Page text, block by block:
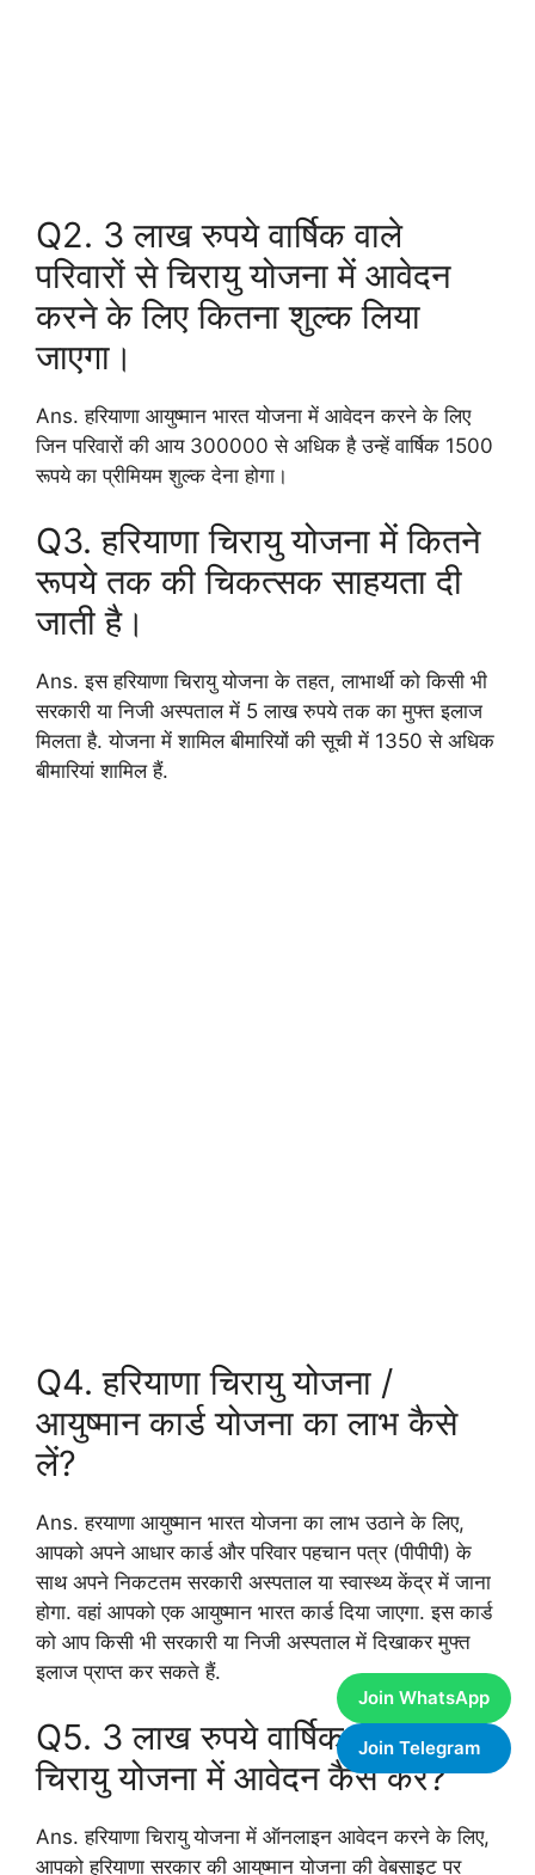
Join WhatsApp
Join Telegram
Q2. 3 लाख रुपये वार्षिक वाले
परिवारों से चिरायु योजना में आवेदन
करने के लिए कितना शुल्क लिया
जाएगा।
Ans. हरियाणा आयुष्मान भारत योजना में आवेदन करने के लिए
जिन परिवारों की आय 300000 से अधिक है उन्हें वार्षिक 1500
रूपये का प्रीमियम शुल्क देना होगा।
Q3. हरियाणा चिरायु योजना में कितने
रूपये तक की चिकत्सक साहयता दी
जाती है।
Ans. इस हरियाणा चिरायु योजना के तहत, लाभार्थी को किसी भी
सरकारी या निजी अस्पताल में 5 लाख रुपये तक का मुफ्त इलाज
मिलता है. योजना में शामिल बीमारियों की सूची में 1350 से अधिक
बीमारियां शामिल हैं.
Q4. हरियाणा चिरायु योजना /
आयुष्मान कार्ड योजना का लाभ कैसे
लें?
Ans. हरयाणा आयुष्मान भारत योजना का लाभ उठाने के लिए,
आपको अपने आधार कार्ड और परिवार पहचान पत्र (पीपीपी) के
साथ अपने निकटतम सरकारी अस्पताल या स्वास्थ्य केंद्र में जाना
होगा. वहां आपको एक आयुष्मान भारत कार्ड दिया जाएगा. इस कार्ड
को आप किसी भी सरकारी या निजी अस्पताल में दिखाकर मुफ्त
इलाज प्राप्त कर सकते हैं.
Q5. 3 लाख रुपये वार्षिक वाले परिवार
चिरायु योजना में आवेदन कैसे करें?
Ans. हरियाणा चिरायु योजना में ऑनलाइन आवेदन करने के लिए,
आपको हरियाणा सरकार की आयुष्मान योजना की वेबसाइट पर